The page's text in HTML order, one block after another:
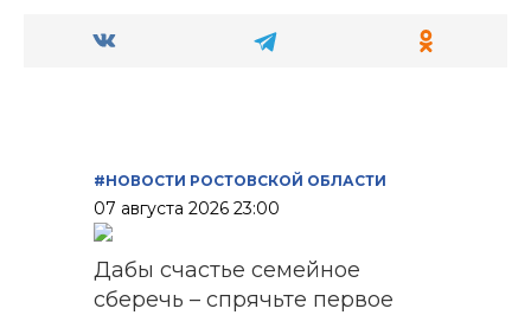
#НОВОСТИ РОСТОВСКОЙ ОБЛАСТИ
07 августа 2026 23:00
Дабы счастье семейное
сберечь – спрячьте первое